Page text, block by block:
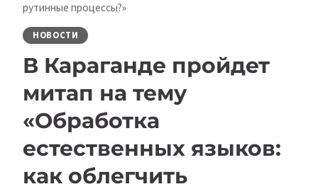
рутинные процессы?»
НОВОСТИ
В Караганде пройдет
митап на тему
«Обработка
естественных языков:
как облегчить